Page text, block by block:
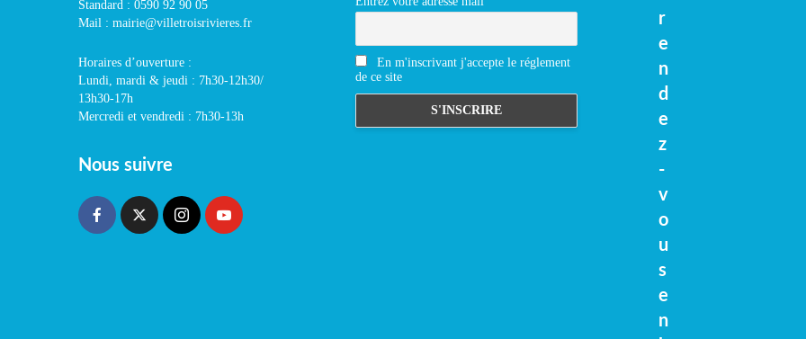
Standard : 0590 92 90 05
Mail : mairie@villetroisrivieres.fr
Horaires d’ouverture :
Lundi, mardi & jeudi : 7h30-12h30/
13h30-17h
Mercredi et vendredi : 7h30-13h
Nous suivre
En m'inscrivant j'accepte le réglement
de ce site
r
e
n
d
e
z
-
v
o
u
s
e
n